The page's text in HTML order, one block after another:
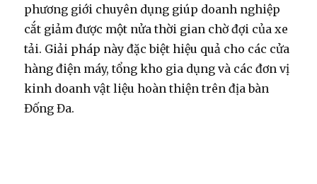
phương giới chuyên dụng giúp doanh nghiệp
cắt giảm được một nửa thời gian chờ đợi của xe
tải. Giải pháp này đặc biệt hiệu quả cho các cửa
hàng điện máy, tổng kho gia dụng và các đơn vị
kinh doanh vật liệu hoàn thiện trên địa bàn
Đống Đa.